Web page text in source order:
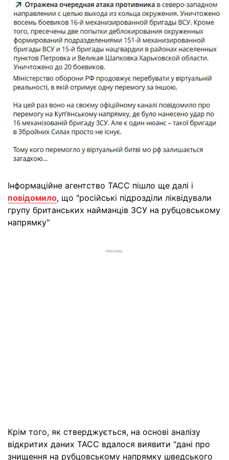
Інформаційне агентство ТАСС пішло ще далі і
повідомило, що "російські підрозділи ліквідували
групу британських найманців ЗСУ на рубцовському
напрямку"
РЕКЛАМА
Крім того, як стверджується, на основі аналізу
відкритих даних ТАСС вдалося виявити "дані про
знищення на рубцовському напрямку шведського